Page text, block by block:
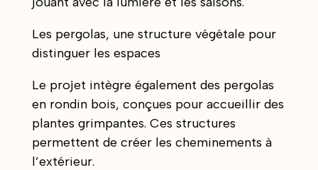
Les pergolas, une structure végétale pour
distinguer les espaces
Le projet intègre également des pergolas
en rondin bois, conçues pour accueillir des
plantes grimpantes. Ces structures
permettent de créer les cheminements à
l’extérieur.